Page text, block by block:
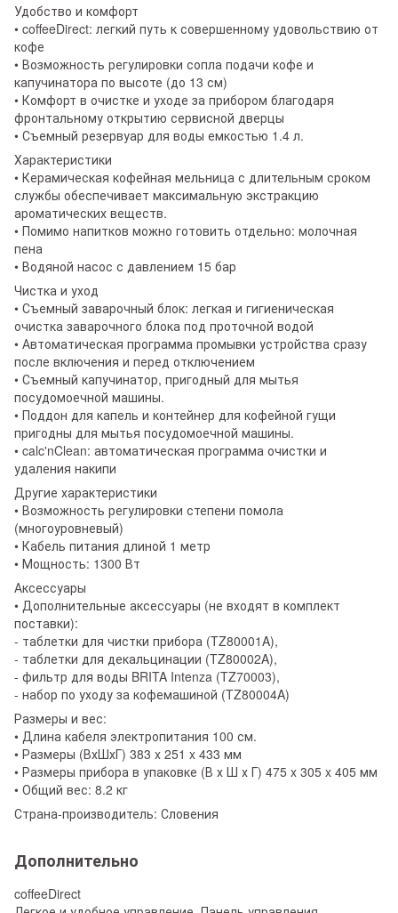
Удобство и комфорт
• coffeeDirect: легкий путь к совершенному удовольствию от
кофе
• Возможность регулировки сопла подачи кофе и
капучинатора по высоте (до 13 см)
• Комфорт в очистке и уходе за прибором благодаря
фронтальному открытию сервисной дверцы
• Съемный резервуар для воды емкостью 1.4 л.
Характеристики
• Керамическая кофейная мельница с длительным сроком
службы обеспечивает максимальную экстракцию
ароматических веществ.
• Помимо напитков можно готовить отдельно: молочная
пена
• Водяной насос с давлением 15 бар
Чистка и уход
• Съемный заварочный блок: легкая и гигиеническая
очистка заварочного блока под проточной водой
• Автоматическая программа промывки устройства сразу
после включения и перед отключением
• Съемный капучинатор, пригодный для мытья
посудомоечной машины.
• Поддон для капель и контейнер для кофейной гущи
пригодны для мытья посудомоечной машины.
• calc'nClean: автоматическая программа очистки и
удаления накипи
Другие характеристики
• Возможность регулировки степени помола
(многоуровневый)
• Кабель питания длиной 1 метр
• Мощность: 1300 Вт
Аксессуары
• Дополнительные аксессуары (не входят в комплект
поставки):
- таблетки для чистки прибора (TZ80001A),
- таблетки для декальцинации (TZ80002A),
- фильтр для воды BRITA Intenza (TZ70003),
- набор по уходу за кофемашиной (TZ80004A)
Размеры и вес:
• Длина кабеля электропитания 100 см.
• Размеры (ВхШхГ) 383 x 251 x 433 мм
• Размеры прибора в упаковке (В х Ш х Г) 475 x 305 x 405 мм
• Общий вес: 8.2 кг
Страна-производитель: Словения
Дополнительно
coffeeDirect